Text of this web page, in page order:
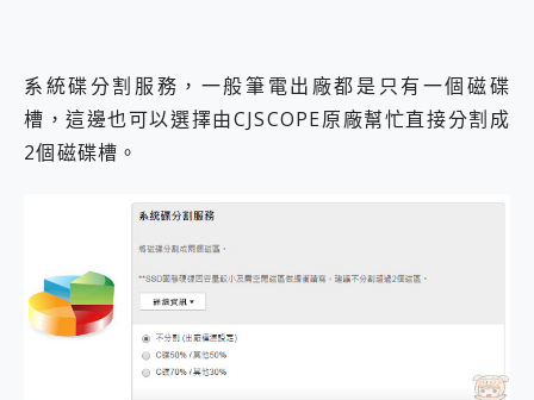
系統碟分割服務，一般筆電出廠都是只有一個磁碟
槽，這邊也可以選擇由CJSCOPE原廠幫忙直接分割成
2個磁碟槽。